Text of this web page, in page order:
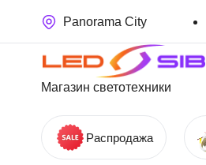
Panorama City
Магазин светотехники
Распродажа